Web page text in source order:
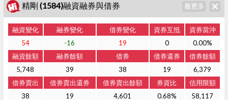
精剛 (1584)融資融券與借券
融資變化 融券變化 借券變化 資券互抵
資券當沖
54
-16 19 0
0.00%
融資餘額
融券餘額 借券 借券還券
借券餘額
5,748
39 38 19
6,379
借券賣出
借券賣出還券 借券賣出餘額 券資比
信用限額
38
19 4,601 0.68% 58,117